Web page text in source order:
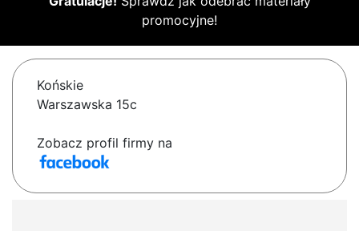
promocyjne!
Końskie
Warszawska 15c
Zobacz profil firmy na